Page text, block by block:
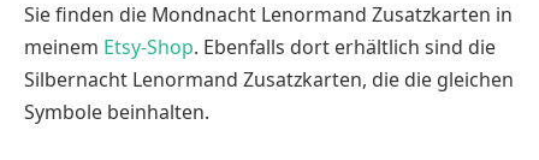
Sie finden die Mondnacht Lenormand Zusatzkarten in
meinem Etsy-Shop. Ebenfalls dort erhältlich sind die
Silbernacht Lenormand Zusatzkarten, die die gleichen
Symbole beinhalten.